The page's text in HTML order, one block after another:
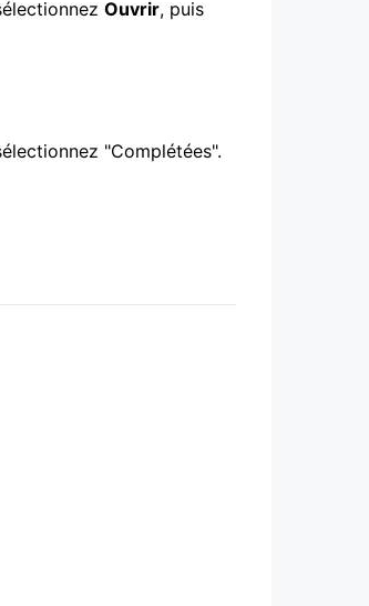
Ouvrir, puis
"Complétées".